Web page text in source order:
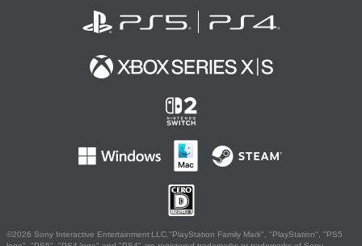
©2026 Sony Interactive Entertainment LLC."PlayStation Family Mark", "PlayStation", "PS5